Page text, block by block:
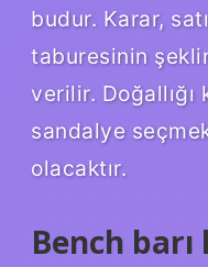
budur. Karar,
taburesinin
verilir.
sandalye
olacaktır.
Bench barı